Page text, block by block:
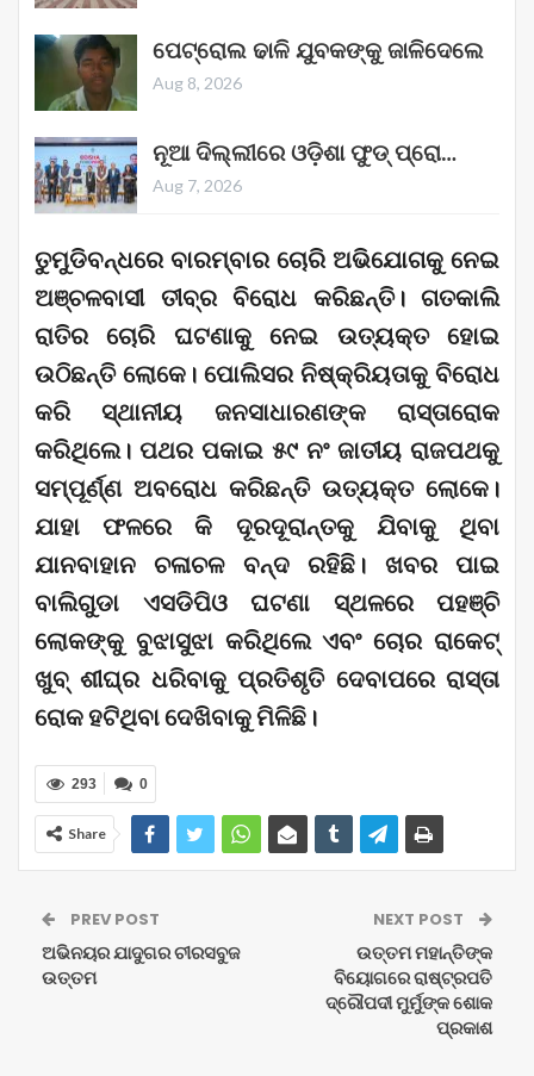
ପେଟ୍ରୋଲ ଢାଳି ଯୁବକଙ୍କୁ ଜାଳିଦେଲେ
Aug 8, 2026
ନୂଆ ଦିଲ୍ଲୀରେ ଓଡ଼ିଶା ଫୁଡ୍ ପ୍ରୋ…
Aug 7, 2026
ତୁମୁଡିବନ୍ଧରେ ବାରମ୍ବାର ଚୋରି ଅଭିଯୋଗକୁ ନେଇ
ଅଞ୍ଚଳବାସୀ ତୀବ୍ର ବିରୋଧ କରିଛନ୍ତି। ଗତକାଲି
ରାତିର ଚୋରି ଘଟଣାକୁ ନେଇ ଉତ୍ୟକ୍ତ ହୋଇ
ଉଠିଛନ୍ତି ଲୋକେ। ପୋଲିସର ନିଷ୍କ୍ରିୟତାକୁ ବିରୋଧ
କରି ସ୍ଥାନୀୟ ଜନସାଧାରଣଙ୍କ ରାସ୍ତାରୋକ
କରିଥିଲେ। ପଥର ପକାଇ ୫୯ ନଂ ଜାତୀୟ ରାଜପଥକୁ
ସମ୍ପୂର୍ଣ୍ଣ ଅବରୋଧ କରିଛନ୍ତି ଉତ୍ୟକ୍ତ ଲୋକେ।
ଯାହା ଫଳରେ କି ଦୂରଦୂରାନ୍ତକୁ ଯିବାକୁ ଥିବା
ଯାନବାହାନ ଚଳାଚଳ ବନ୍ଦ ରହିଛି। ଖବର ପାଇ
ବାଲିଗୁଡା ଏସଡିପିଓ ଘଟଣା ସ୍ଥଳରେ ପହଞ୍ଚି
ଲୋକଙ୍କୁ ବୁଝାସୁଝା କରିଥିଲେ ଏବଂ ଚୋର ରାକେଟ୍
ଖୁବ୍ ଶୀଘ୍ର ଧରିବାକୁ ପ୍ରତିଶୃତି ଦେବାପରେ ରାସ୍ତା
ରୋକ ହଟିଥିବା ଦେଖିବାକୁ ମିଳିଛି।
0
293
Share
PREV POST
ଅଭିନୟର ଯାଦୁଗର ଚୀରସବୁଜ
ଉତ୍ତମ
NEXT POST
ଉତ୍ତମ ମହାନ୍ତିଙ୍କ
ବିୟୋଗରେ ରାଷ୍ଟ୍ରପତି
ଦ୍ରୌପଦୀ ମୁର୍ମୁଙ୍କ ଶୋକ
ପ୍ରକାଶ